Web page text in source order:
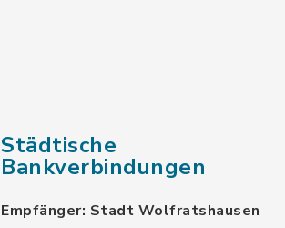
Städtische
Bankverbindungen
Empfänger: Stadt Wolfratshausen